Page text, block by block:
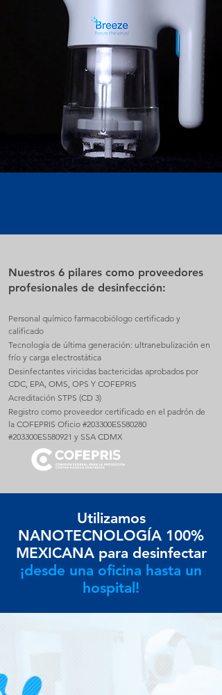
Nuestros 6 pilares como proveedores
profesionales de desinfección:
Personal químico farmacobiólogo certificado y
calificado
Tecnología de última generación: ultranebulización en
frío y carga electrostática
Desinfectantes viricidas bactericidas aprobados por
CDC, EPA, OMS, OPS Y COFEPRIS
Acreditación STPS (CD 3)
Registro como proveedor certificado en el padrón de
la COFEPRIS Oficio #203300ES580280
#203300ES580921 y SSA CDMX
Utilizamos
NANOTECNOLOGÍA 100%
MEXICANA para desinfectar
¡desde una oficina hasta un
hospital!